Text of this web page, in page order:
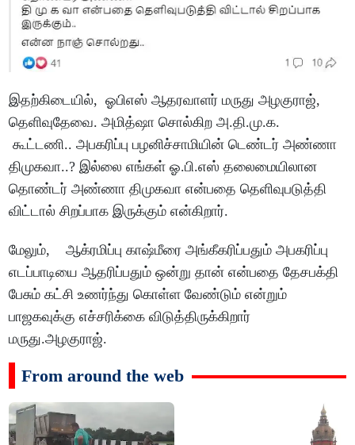
இதற்கிடையில், ஓபிஎஸ் ஆதரவாளர் மருது அழகுராஜ்,
தெளிவுதேவை. அமித்ஷா சொல்கிற அ.தி.மு.க.
கூட்டணி.. அபகரிப்பு பழனிச்சாமியின் டெண்டர் அண்ணா
திமுகவா..? இல்லை எங்கள் ஓ.பி.எஸ் தலைமையிலான
தொண்டர் அண்ணா திமுகவா என்பதை தெளிவுபடுத்தி
விட்டால் சிறப்பாக இருக்கும் என்கிறார்.
மேலும், ஆக்ரமிப்பு காஷ்மீரை அங்கீகரிப்பதும் அபகரிப்பு
எடப்பாடியை ஆதரிப்பதும் ஒன்று தான் என்பதை தேசபக்தி
பேசும் கட்சி உணர்ந்து கொள்ள வேண்டும் என்றும்
பாஜகவுக்கு எச்சரிக்கை விடுத்திருக்கிறார்
மருது.அழகுராஜ்.
From around the web